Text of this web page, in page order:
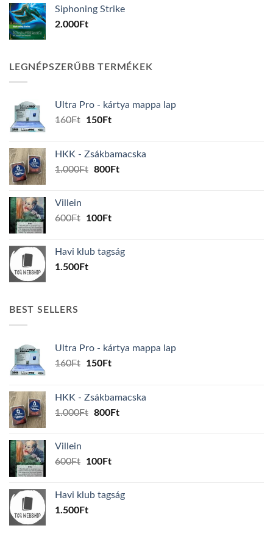
Siphoning Strike
2.000Ft
LEGNÉPSZERŰBB TERMÉKEK
Ultra Pro - kártya mappa lap
160Ft
Original
160Ft.
150FtCurrent
150Ft.
HKK - Zsákbamacska
1.000Ft Original
800FtCurrent
Villein
600Ft
Original
600Ft.
100FtCurrent
100Ft.
Havi klub tagság
1.500Ft
BEST SELLERS
Ultra Pro - kártya mappa lap
160Ft
Original
160Ft.
150FtCurrent
150Ft.
HKK - Zsákbamacska
1.000Ft Original
800FtCurrent
Villein
600Ft
Original
600Ft.
100FtCurrent
100Ft.
Havi klub tagság
1.500Ft